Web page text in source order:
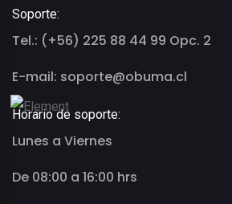
Soporte:
Tel.: (+56) 225 88 44 99 Opc. 2
E-mail: soporte@obuma.cl
Horario de soporte:
Lunes a Viernes
De 08:00 a 16:00 hrs